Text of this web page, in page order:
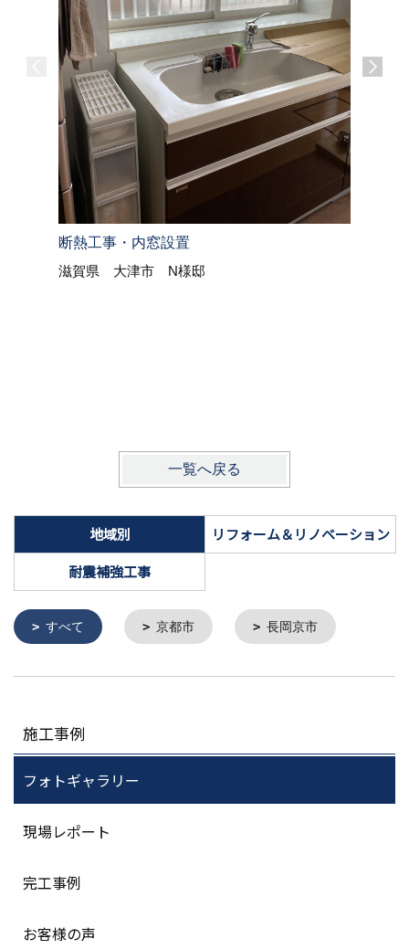
断熱工事・内窓設置
滋賀県 大津市 N様邸
一覧へ戻る
地域別
リフォーム＆リノベーション
耐震補強工事
すべて 京都市 長岡京市
施工事例
フォトギャラリー
現場レポート
完工事例
お客様の声